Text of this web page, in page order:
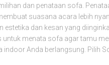
dan penataan sofa.
suasana acara lebih
estetika dan kesan yang
untuk menata sofa agar tamu
indoor Anda berlangsung. Pilih